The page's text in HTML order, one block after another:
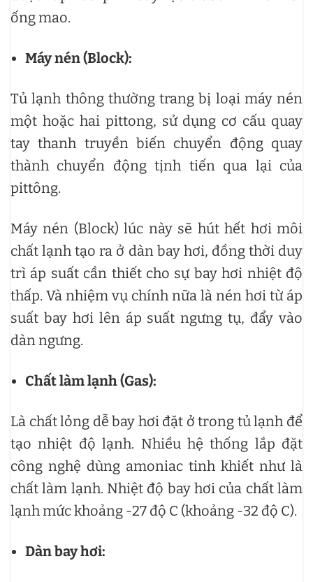
ống mao.
Máy nén (Block):
Tủ lạnh thông thường trang bị loại máy nén
một hoặc hai pittong, sử dụng cơ cấu quay
tay thanh truyền biến chuyển động quay
thành chuyển động tịnh tiến qua lại của
pittông.
Máy nén (Block) lúc này sẽ hút hết hơi môi
chất lạnh tạo ra ở dàn bay hơi, đồng thời duy
trì áp suất cần thiết cho sự bay hơi nhiệt độ
thấp. Và nhiệm vụ chính nữa là nén hơi từ áp
suất bay hơi lên áp suất ngưng tụ, đẩy vào
dàn ngưng.
Chất làm lạnh (Gas):
Là chất lỏng dễ bay hơi đặt ở trong tủ lạnh để
tạo nhiệt độ lạnh. Nhiều hệ thống lắp đặt
công nghệ dùng amoniac tinh khiết như là
chất làm lạnh. Nhiệt độ bay hơi của chất làm
lạnh mức khoảng -27 độ C (khoảng -32 độ C).
Dàn bay hơi: